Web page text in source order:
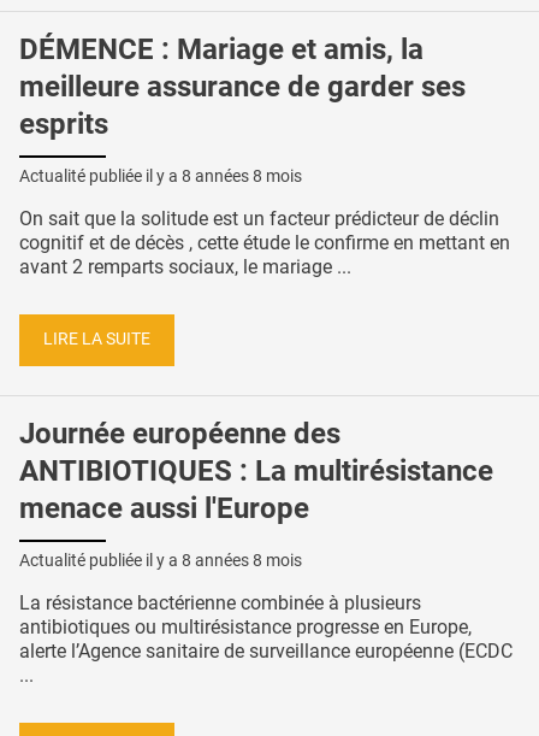
DÉMENCE : Mariage et amis, la
meilleure assurance de garder ses
esprits
Actualité publiée il y a 8 années 8 mois
On sait que la solitude est un facteur prédicteur de déclin
cognitif et de décès , cette étude le confirme en mettant en
avant 2 remparts sociaux, le mariage ...
LIRE LA SUITE
Journée européenne des
ANTIBIOTIQUES : La multirésistance
menace aussi l'Europe
Actualité publiée il y a 8 années 8 mois
La résistance bactérienne combinée à plusieurs
antibiotiques ou multirésistance progresse en Europe,
alerte l’Agence sanitaire de surveillance européenne (ECDC
...